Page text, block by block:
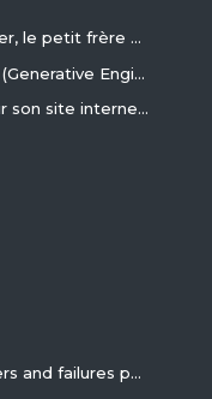
Faites-vous un avis sur MassiveHoster, le petit frère d’EasyHoster incontournable pour les petits budgets !
Top 10 des meilleures agences GEO (Generative Engine Optimization) de France en 2026
Framer vs Webflow : que choisir pour son site internet ?
Domain has exceeded the max defers and failures per hour (5/5 (100%)) allowed. Message discarded.